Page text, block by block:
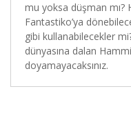
mu yoksa düşman mı?
Fantastiko’ya
gibi kullanabilecekler
dünyasına dalan
doyamayacaksınız.